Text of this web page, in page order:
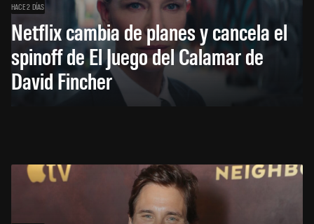
HACE 2 DÍAS
Netflix cambia de planes y cancela el
spinoff de El Juego del Calamar de
David Fincher